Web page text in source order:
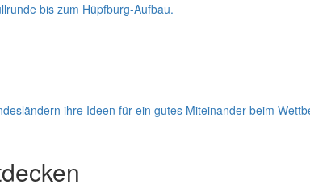
bis zum Hüpfburg-Aufbau.
ihre Ideen für ein gutes Miteinander beim